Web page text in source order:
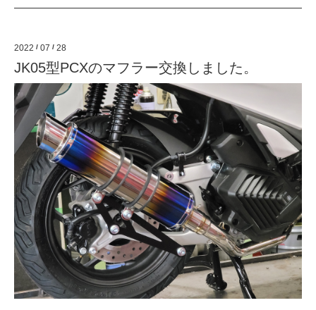
2022 / 07 / 28
JK05型PCXのマフラー交換しました。